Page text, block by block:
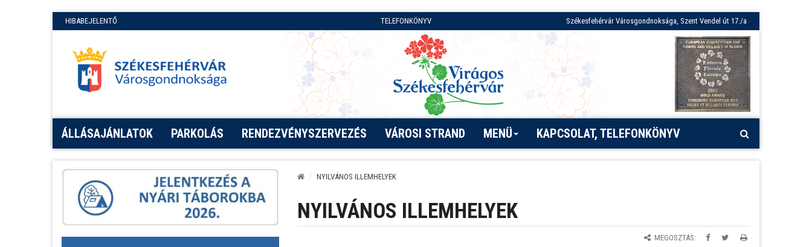
HIBABEJELENTŐ TELEFONKÖNYV Székesfehérvár Városgondnoksága, Szent Vendel út 17./a
ÁLLÁSAJÁNLATOK PARKOLÁS RENDEZVÉNYSZERVEZÉS VÁROSI STRAND MENÜ KAPCSOLAT, TELEFONKÖNYV
NYILVÁNOS ILLEMHELYEK
NYILVÁNOS ILLEMHELYEK
MEGOSZTÁS: